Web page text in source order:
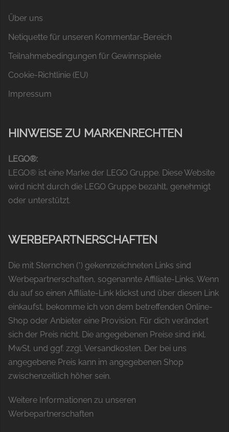
Über uns
Netiquette für unseren Kommentar-Bereich
Teilnahmebedingungen für Gewinnspiele
Cookie-Richtlinie (EU)
Impressum
HINWEISE ZU MARKENRECHTEN
LEGO®:
LEGO® ist eine Marke der LEGO Gruppe. Diese Website
wird nicht durch die LEGO Gruppe bezahlt, genehmigt
oder unterstützt.
WERBEPARTNERSCHAFTEN
Die mit Sternchen (*) gekennzeichneten Links sind
Werbepartnerschaften, sogenannte Affiliate-Links. Wenn
du auf so einen Affiliate-Link klickst und über diesen Link
einkaufst, bekomme ich von dem betreffenden Online-
Shop oder Anbieter eine Provision. Für dich verändert
sich der Preis nicht. Die angegebenen Preise sind inkl.
MwSt. und ggf. zzgl. Versandkosten. Der bei uns
angegebene Preis kann im angegebenen Shop
zwischenzeitlich höher sein.
Weitere Informationen zu unseren
Werbepartnerschaften